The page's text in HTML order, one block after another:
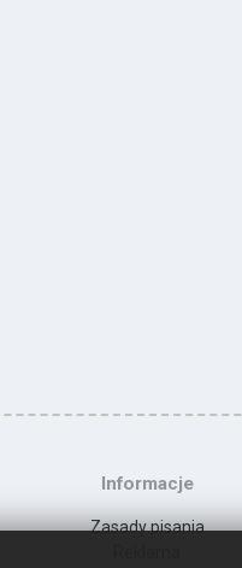
Informacje
Zasady pisania